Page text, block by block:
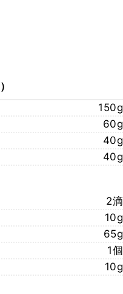
）
150g
60g
40g
40g
2滴
10g
65g
1個
10g